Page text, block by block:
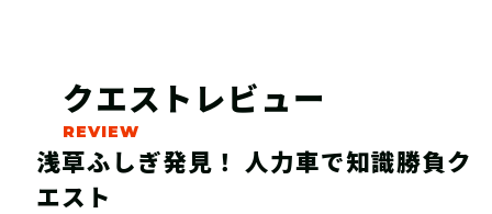
クエストレビュー
浅草ふしぎ発見！ 人力車で知識勝負ク
エスト